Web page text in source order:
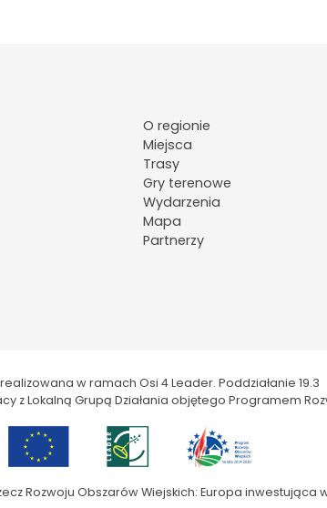
O regionie
Miejsca
Trasy
Gry terenowe
Wydarzenia
Mapa
Partnerzy
w ramach Osi 4 Leader. Poddziałanie 19.3
z Lokalną Grupą Działania objętego Programem
Rozwoju Obszarów Wiejskich: Europa inwestująca